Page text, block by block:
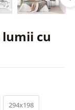
cu
294x198